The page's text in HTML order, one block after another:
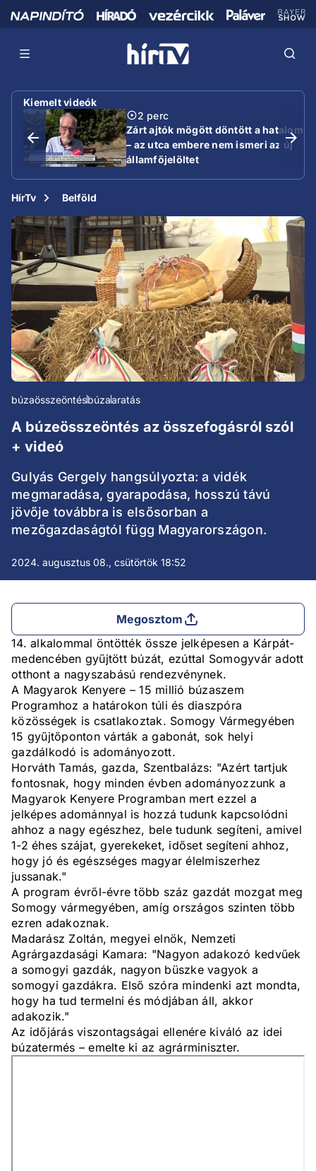
Kiemelt videók
2 perc
Zárt ajtók mögött döntött a hatalom
– az utca embere nem ismeri az új
államfőjelöltet
HírTv Belföld
búzaösszeöntésbúzaaratás
A búzeösszeöntés az összefogásról szól
+ videó
Gulyás Gergely hangsúlyozta: a vidék
megmaradása, gyarapodása, hosszú távú
jövője továbbra is elsősorban a
mezőgazdaságtól függ Magyarországon.
2024. augusztus 08., csütörtök 18:52
Megosztom
14. alkalommal öntötték össze jelképesen a Kárpát-
medencében gyűjtött búzát, ezúttal Somogyvár adott
otthont a nagyszabású rendezvénynek.
A Magyarok Kenyere – 15 millió búzaszem
Programhoz a határokon túli és diaszpóra
közösségek is csatlakoztak. Somogy Vármegyében
15 gyűjtőponton várták a gabonát, sok helyi
gazdálkodó is adományozott.
Horváth Tamás, gazda, Szentbalázs: "Azért tartjuk
fontosnak, hogy minden évben adományozzunk a
Magyarok Kenyere Programban mert ezzel a
jelképes adománnyal is hozzá tudunk kapcsolódni
ahhoz a nagy egészhez, bele tudunk segíteni, amivel
1-2 éhes szájat, gyerekeket, időset segíteni ahhoz,
hogy jó és egészséges magyar élelmiszerhez
jussanak."
A program évről-évre több száz gazdát mozgat meg
Somogy vármegyében, amíg országos szinten több
ezren adakoznak.
Madarász Zoltán, megyei elnök, Nemzeti
Agrárgazdasági Kamara: "Nagyon adakozó kedvűek
a somogyi gazdák, nagyon büszke vagyok a
somogyi gazdákra. Első szóra mindenki azt mondta,
hogy ha tud termelni és módjában áll, akkor
adakozik."
Az időjárás viszontagságai ellenére kiváló az idei
búzatermés – emelte ki az agrárminiszter.